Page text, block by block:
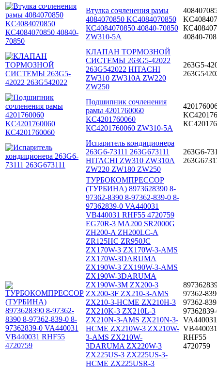
Втулка сочленения рамы
4084070850 KC4084070850
КС4084070850 40840-70850
ZW310-5A
40840-
КЛАПАН ТОРМОЗНОЙ
СИСТЕМЫ 263G5-42022
263G542022 HITACHI
ZW310 ZW310A ZW220
ZW250
263G5-
Подшипник сочленения
рамы 4201760060
KC4201760060
КС4201760060 ZW310-5A
Испаритель кондиционера
263G6-73111 263G673111
HITACHI ZW310 ZW310A
ZW220 ZW180 ZW250
263G6-
ТУРБОКОМПРЕССОР
(ТУРБИНА) 8973628390 8-
97362-8390 8-97362-839-0 8-
97362839-0 VA440031
VB440031 RHF55 4720759
EG70R-3 MA200 SR2000G
ZH200-A ZH200LC-A
ZR125HC ZR950JC
ZX170W-3 ZX170W-3-AMS
ZX170W-3DARUMA
ZX190W-3 ZX190W-3-AMS
ZX190W-3DARUMA
ZX190W-3M ZX200-3
ZX200-3F ZX210-3-AMS
ZX210-3-HCME ZX210H-3
ZX210K-3 ZX210L-3
ZX210N-3-AMS ZX210N-3-
HCME ZX210W-3 ZX210W-
3-AMS ZX210W-
3DARUMA ZX220W-3
ZX225US-3 ZX225US-3-
HCME ZX225USR-3
97362-
97362-
VA440031
VB440031
RHF55
4720759